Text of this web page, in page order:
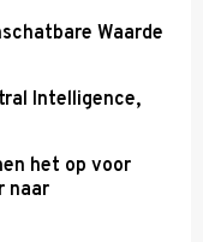
Waarde
Intelligence,
het op voor
naar